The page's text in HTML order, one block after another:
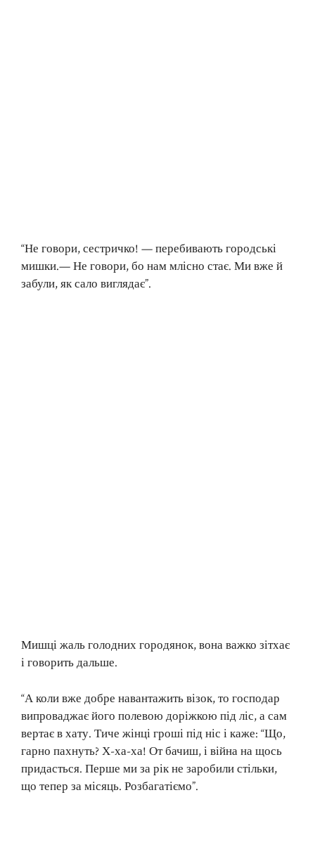
“Не говори, сестричко! — перебивають городські
мишки.— Не говори, бо нам млісно стає. Ми вже й
забули, як сало виглядає”.
Мишці жаль голодних городянок, вона важко зітхає
і говорить дальше.
“А коли вже добре навантажить візок, то господар
випроваджає його полевою доріжкою під ліс, а сам
вертає в хату. Тиче жінці гроші під ніс і каже: “Що,
гарно пахнуть? Х-ха-ха! От бачиш, і війна на щось
придасться. Перше ми за рік не заробили стільки,
що тепер за місяць. Розбагатіємо”.